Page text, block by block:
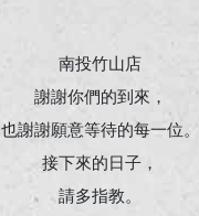
南投竹山店
謝謝你們的到來，
也謝謝願意等待的每一位。
接下來的日子，
請多指教。